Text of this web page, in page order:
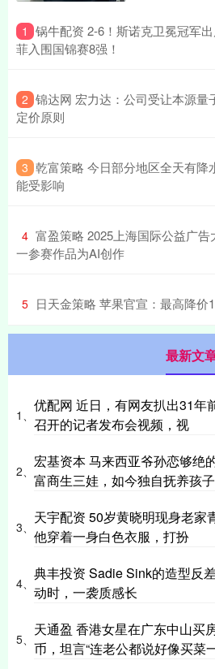
1 锅牛配资 2-6！斯诺克卫冕冠军
菲入围国锦赛8强！
2 锦达网 宏力达：公司受让本源量
定价原则
3 乾富策略 今日部分地区全天有降
能受影响
4 富盈策略 2025上海国际公益广
一参赛作品为AI创作
5 日天金策略 苹果官宣：最高降价
最新文
1、
优配网 近日，有网友扒出31年
召开的记者发布会视频，视
2、
宏基资本 马来西亚爷孙恋够绝
富商生三娃，如今独自抚养孩子
3、
天宇配资 50岁黄晓明现身老家
他穿着一身白色衣服，打扮
4、
典丰投资 Sadie Sink的造型反
动时，一袭质感长
5、
天通盈 香港女星在广东中山买
币，坦言“连老公都说好像买菜